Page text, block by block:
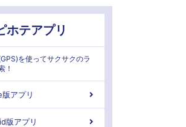
ホテアプリ
を使ってサクサクのラ
！
アプリ
版アプリ